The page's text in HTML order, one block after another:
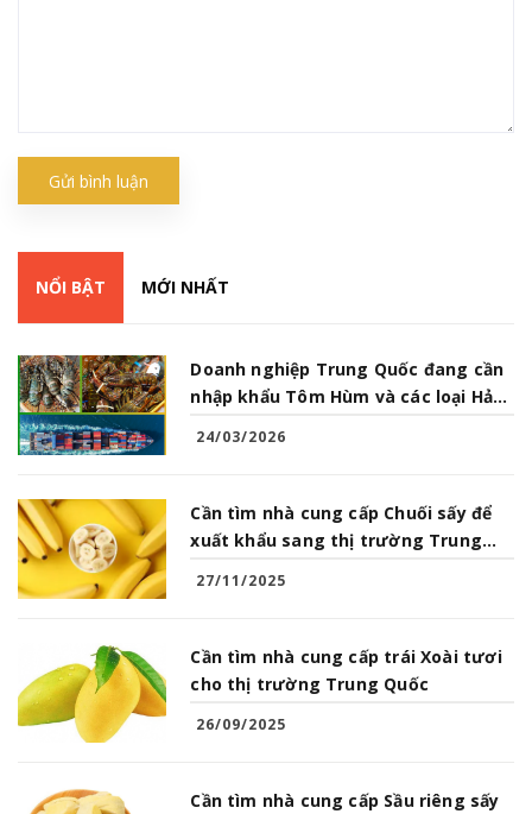
Gửi bình luận
NỔI BẬT MỚI NHẤT
Doanh nghiệp Trung Quốc đang cần
nhập khẩu Tôm Hùm và các loại Hải
24/03/2026
Cần tìm nhà cung cấp Chuối sấy để
xuất khẩu sang thị trường Trung
27/11/2025
Cần tìm nhà cung cấp trái Xoài tươi
cho thị trường Trung Quốc
26/09/2025
Cần tìm nhà cung cấp Sầu riêng sấy